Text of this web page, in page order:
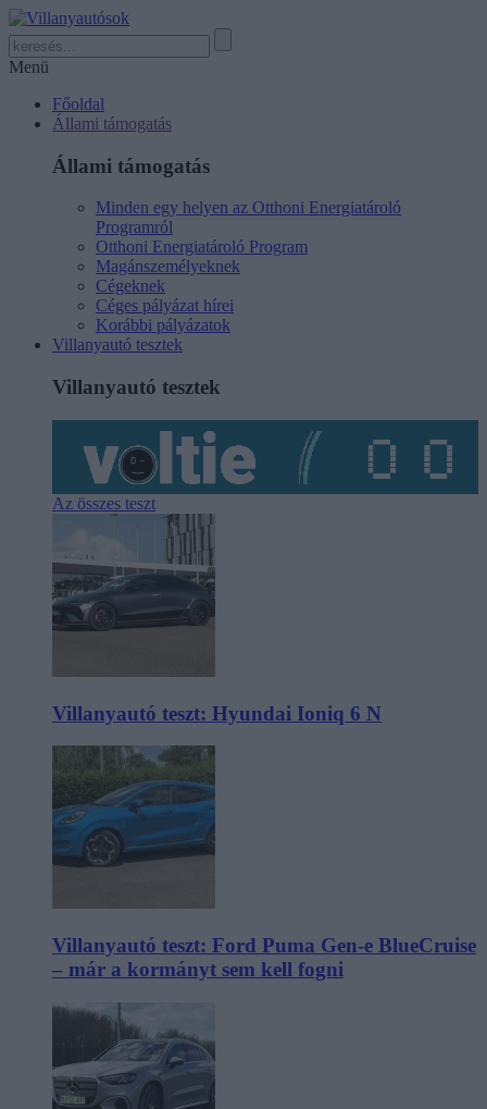
Menü
Főoldal
Állami támogatás
Állami támogatás
Minden egy helyen az Otthoni Energiatároló
Programról
Otthoni Energiatároló Program
Magánszemélyeknek
Cégeknek
Céges pályázat hírei
Korábbi pályázatok
Villanyautó tesztek
Villanyautó tesztek
Az összes teszt
Villanyautó teszt: Hyundai Ioniq 6 N
Villanyautó teszt: Ford Puma Gen-e BlueCruise
– már a kormányt sem kell fogni